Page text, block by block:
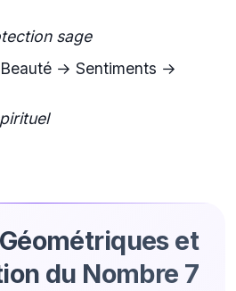
sage
→ Sentiments →
et
du Nombre 7